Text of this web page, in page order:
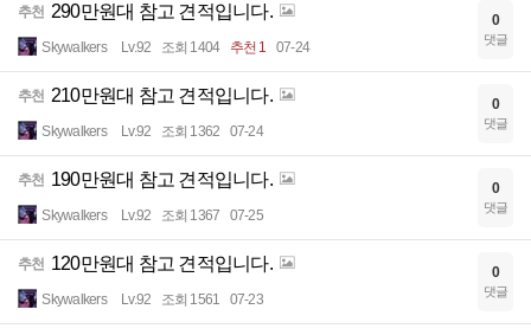
추천 290만원대 참고 견적입니다.
Skywalkers Lv.92 조회 1404 추천 1 07-24
0
댓글
추천 210만원대 참고 견적입니다.
Skywalkers Lv.92 조회 1362 07-24
0
댓글
추천 190만원대 참고 견적입니다.
Skywalkers Lv.92 조회 1367 07-25
0
댓글
추천 120만원대 참고 견적입니다.
Skywalkers Lv.92 조회 1561 07-23
0
댓글